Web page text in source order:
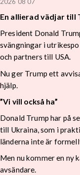
En allierad vädjar till
President Donald
svängningar i
och partners till USA.
Nu ger Trump ett
hjälp.
”Vi vill också ha”
Donald Trump har på
till Ukraina, som i
länderna inte är
Men nu kommer en ny
avsändare.